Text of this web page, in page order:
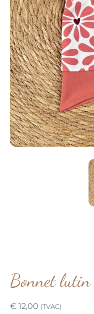
Bonnet
€ 12,00 (TVAC)